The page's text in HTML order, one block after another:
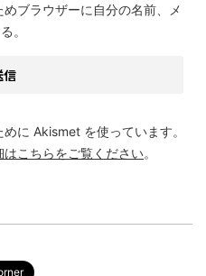
ブラウザーに自分の名前、メ
。
に Akismet を使っています。
こちらをご覧ください。